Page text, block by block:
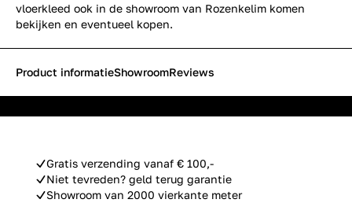
vloerkleed ook in de showroom van Rozenkelim komen
bekijken en eventueel kopen.
Gratis verzending vanaf € 100,-
Niet tevreden? geld terug garantie
Showroom van 2000 vierkante meter
Product informatieShowroomReviews